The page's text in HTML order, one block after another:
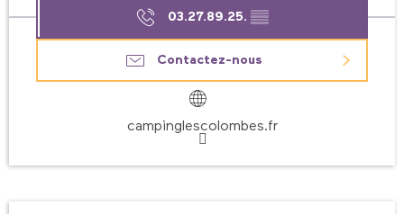
03.27.89.25. ▒▒
Contactez-nous
campinglescolombes.fr